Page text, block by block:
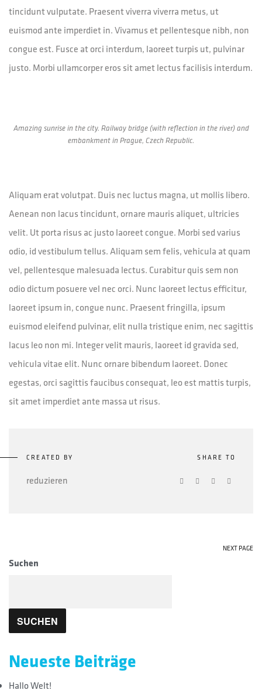
tincidunt vulputate. Praesent viverra viverra metus, ut
euismod ante imperdiet in. Vivamus et pellentesque nibh, non
congue est. Fusce at orci interdum, laoreet turpis ut, pulvinar
justo. Morbi ullamcorper eros sit amet lectus facilisis interdum.
Amazing sunrise in the city. Railway bridge (with reflection in the river) and
embankment in Prague, Czech Republic.
Aliquam erat volutpat. Duis nec luctus magna, ut mollis libero.
Aenean non lacus tincidunt, ornare mauris aliquet, ultricies
velit. Ut porta risus ac justo laoreet congue. Morbi sed varius
odio, id vestibulum tellus. Aliquam sem felis, vehicula at quam
vel, pellentesque malesuada lectus. Curabitur quis sem non
odio dictum posuere vel nec orci. Nunc laoreet lectus efficitur,
laoreet ipsum in, congue nunc. Praesent fringilla, ipsum
euismod eleifend pulvinar, elit nulla tristique enim, nec sagittis
lacus leo non mi. Integer velit mauris, laoreet id gravida sed,
vehicula vitae elit. Nunc ornare bibendum laoreet. Donec
egestas, orci sagittis faucibus consequat, leo est mattis turpis,
sit amet imperdiet ante massa ut risus.
CREATED BY
reduzieren
SHARE TO
NEXT PAGE
Suchen
SUCHEN
Neueste Beiträge
Hallo Welt!